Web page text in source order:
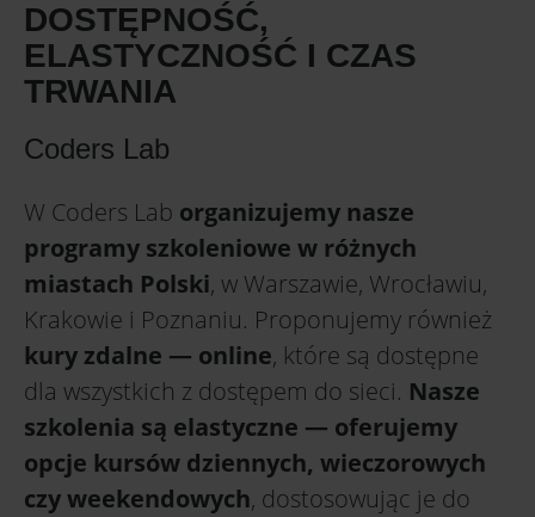
DOSTĘPNOŚĆ,
ELASTYCZNOŚĆ I CZAS
TRWANIA
Coders Lab
W Coders Lab organizujemy nasze
programy szkoleniowe w różnych
miastach Polski, w Warszawie, Wrocławiu,
Krakowie i Poznaniu. Proponujemy również
kury zdalne — online, które są dostępne
dla wszystkich z dostępem do sieci. Nasze
szkolenia są elastyczne — oferujemy
opcje kursów dziennych, wieczorowych
czy weekendowych, dostosowując je do